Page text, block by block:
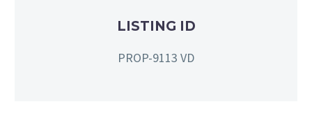
LISTING ID
PROP-9113 VD